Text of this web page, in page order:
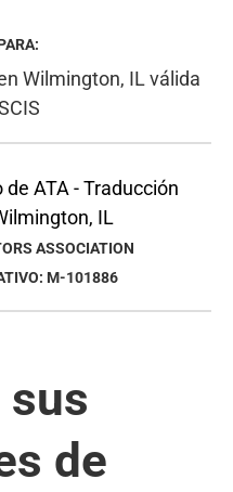
ASSOCIATION
M-101886
sus
de